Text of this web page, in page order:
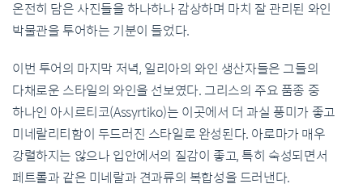
온전히 담은 사진들을 하나하나 감상하며 마치 잘 관리된 와인
박물관을 투어하는 기분이 들었다.
이번 투어의 마지막 저녁, 일리아의 와인 생산자들은 그들의
다채로운 스타일의 와인을 선보였다. 그리스의 주요 품종 중
하나인 아시르티코(Assyrtiko)는 이곳에서 더 과실 풍미가 좋고
미네랄리티함이 두드러진 스타일로 완성된다. 아로마가 매우
강렬하지는 않으나 입안에서의 질감이 좋고, 특히 숙성되면서
페트롤과 같은 미네랄과 견과류의 복합성을 드러낸다.